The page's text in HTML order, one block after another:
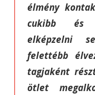
élmény
cukibb és
elképzelni
felettébb
tagjaként
ötlet